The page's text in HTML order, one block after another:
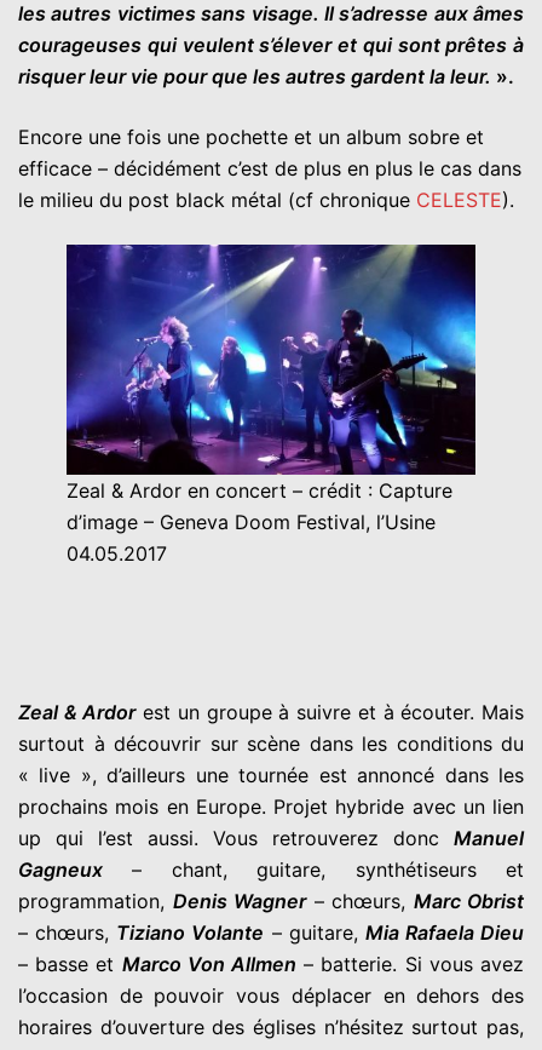
les autres victimes sans visage. Il s’adresse aux âmes
courageuses qui veulent s’élever et qui sont prêtes à
risquer leur vie pour que les autres gardent la leur. ».
Encore une fois une pochette et un album sobre et
efficace – décidément c’est de plus en plus le cas dans
le milieu du post black métal (cf chronique CELESTE).
Zeal & Ardor en concert – crédit : Capture
d’image – Geneva Doom Festival, l’Usine
04.05.2017
Zeal & Ardorest un groupe à suivre et à écouter. Mais
surtout à découvrir sur scène dans les conditions du
« live », d’ailleurs une tournée est annoncé dans les
prochains mois en Europe. Projet hybride avec un lien
up qui l’est aussi. Vous retrouverez donc Manuel
Gagneux – chant, guitare, synthétiseurs et
programmation, Denis Wagner – chœurs, Marc Obrist
– chœurs, Tiziano Volante – guitare, Mia Rafaela Dieu
– basse et Marco Von Allmen – batterie. Si vous avez
l’occasion de pouvoir vous déplacer en dehors des
horaires d’ouverture des églises n’hésitez surtout pas,